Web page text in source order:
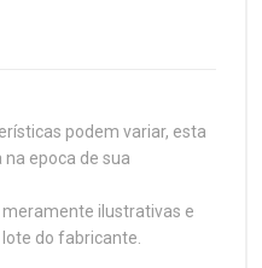
podem variar, esta
epoca de sua
ilustrativas e
do fabricante.